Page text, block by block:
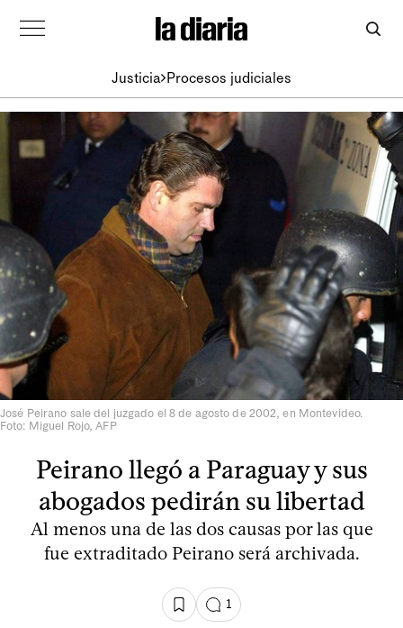
Justicia Procesos judiciales
José Peirano sale del juzgado el 8 de agosto de 2002, en Montevideo.
Foto: Miguel Rojo, AFP
Peirano llegó a Paraguay y sus
abogados pedirán su libertad
Al menos una de las dos causas por las que
fue extraditado Peirano será archivada.
1